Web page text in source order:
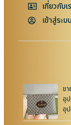
เกี่ยวกับเ
เข้าสู่ระบบ
ข
อุ
อุ